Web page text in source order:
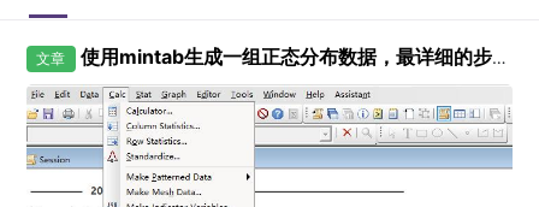
文章 使用mintab生成一组正态分布数据，最详细的步骤了